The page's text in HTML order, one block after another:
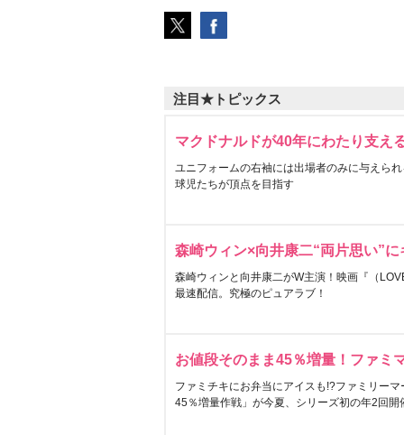
注目★トピックス
マクドナルドが40年にわたり支え
ユニフォームの右袖には出場者のみに与えら
球児たちが頂点を目指す
森崎ウィン×向井康二“両片思い”
森崎ウィンと向井康二がW主演！映画『（
最速配信。究極のピュアラブ！
お値段そのまま45％増量！ファミ
ファミチキにお弁当にアイスも!?ファミリー
45％増量作戦」が今夏、シリーズ初の年2回開